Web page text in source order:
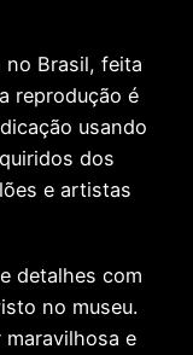
no Brasil, feita
reprodução é
usando
dos
e artistas
detalhes com
no museu.
e